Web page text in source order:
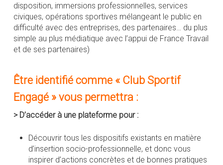
disposition, immersions professionnelles, services
civiques, opérations sportives mélangeant le public en
difficulté avec des entreprises, des partenaires… du plus
simple au plus médiatique avec l’appui de France Travail
et de ses partenaires)
Être identifié comme « Club Sportif
Engagé » vous permettra :
>D’accéder à une plateforme pour :
Découvrir tous les dispositifs existants en matière
d’insertion socio-professionnelle, et donc vous
inspirer d’actions concrètes et de bonnes pratiques